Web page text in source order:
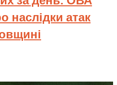
наслідки атак